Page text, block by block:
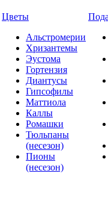
Цветы
Альстромерии
Хризантемы
Эустома
Гортензия
Диантусы
Гипсофилы
Маттиола
Каллы
Ромашки
Тюльпаны
(несезон)
Пионы
(несезон)